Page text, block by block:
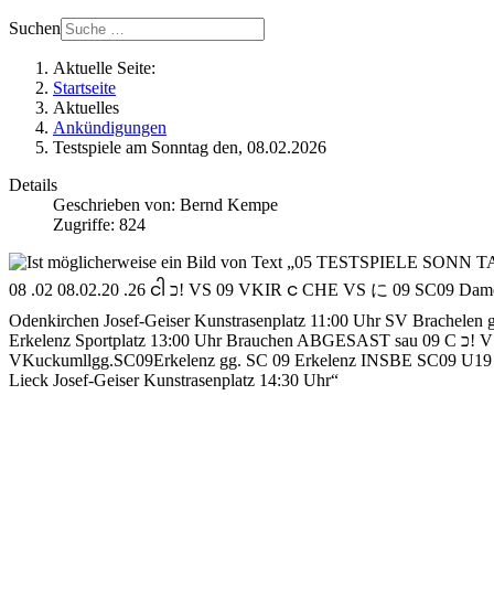
Suchen
Aktuelle Seite:
Startseite
Aktuelles
Ankündigungen
Testspiele am Sonntag den, 08.02.2026
Details
Geschrieben von: Bernd Kempe
Zugriffe: 824